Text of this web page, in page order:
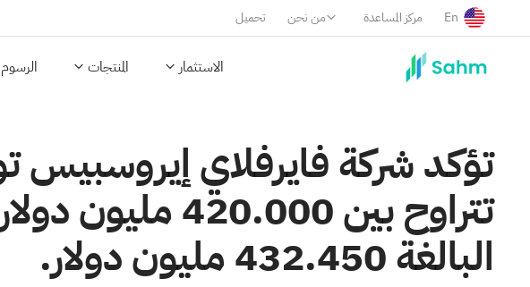
تحميل من نحن مركز المساعدة En
الاستثمار المنتجات الرسوم
البالغة 432.450 مليون دولار.